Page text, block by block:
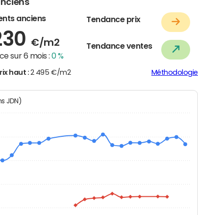
anciens
€/m2
sur 6 mois :0 %
Tendance prix
Tendance ventes
haut : 2 495 €/m2 Méthodologie
JDN)